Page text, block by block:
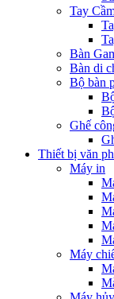
Tay
Bàn
Bàn di
Bộ bàn
Ghế
Thiết bị văn
Máy in
Máy